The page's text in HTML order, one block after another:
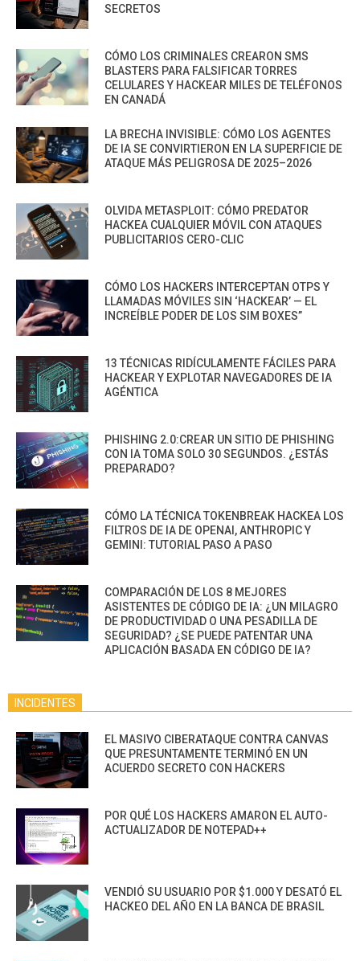
SECRETOS
CÓMO LOS CRIMINALES CREARON SMS
BLASTERS PARA FALSIFICAR TORRES
CELULARES Y HACKEAR MILES DE TELÉFONOS
EN CANADÁ
LA BRECHA INVISIBLE: CÓMO LOS AGENTES
DE IA SE CONVIRTIERON EN LA SUPERFICIE DE
ATAQUE MÁS PELIGROSA DE 2025–2026
OLVIDA METASPLOIT: CÓMO PREDATOR
HACKEA CUALQUIER MÓVIL CON ATAQUES
PUBLICITARIOS CERO-CLIC
CÓMO LOS HACKERS INTERCEPTAN OTPS Y
LLAMADAS MÓVILES SIN ‘HACKEAR’ — EL
INCREÍBLE PODER DE LOS SIM BOXES”
13 TÉCNICAS RIDÍCULAMENTE FÁCILES PARA
HACKEAR Y EXPLOTAR NAVEGADORES DE IA
AGÉNTICA
PHISHING 2.0:CREAR UN SITIO DE PHISHING
CON IA TOMA SOLO 30 SEGUNDOS. ¿ESTÁS
PREPARADO?
CÓMO LA TÉCNICA TOKENBREAK HACKEA LOS
FILTROS DE IA DE OPENAI, ANTHROPIC Y
GEMINI: TUTORIAL PASO A PASO
COMPARACIÓN DE LOS 8 MEJORES
ASISTENTES DE CÓDIGO DE IA: ¿UN MILAGRO
DE PRODUCTIVIDAD O UNA PESADILLA DE
SEGURIDAD? ¿SE PUEDE PATENTAR UNA
APLICACIÓN BASADA EN CÓDIGO DE IA?
INCIDENTES
EL MASIVO CIBERATAQUE CONTRA CANVAS
QUE PRESUNTAMENTE TERMINÓ EN UN
ACUERDO SECRETO CON HACKERS
POR QUÉ LOS HACKERS AMARON EL AUTO-
ACTUALIZADOR DE NOTEPAD++
VENDIÓ SU USUARIO POR $1.000 Y DESATÓ EL
HACKEO DEL AÑO EN LA BANCA DE BRASIL